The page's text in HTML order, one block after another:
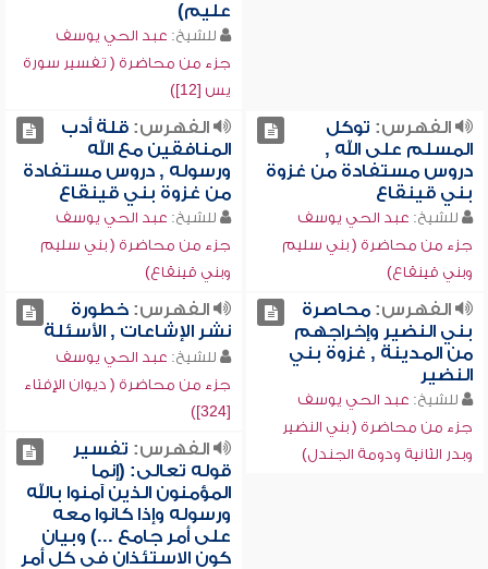
عليم)
للشيخ: عبد الحي يوسف
جزء من محاضرة ( تفسير سورة
يس [12])
الفهرس: توكل
المسلم على الله ,
دروس مستفادة من غزوة
بني قينقاع
للشيخ: عبد الحي يوسف
جزء من محاضرة ( بني سليم
وبني قينقاع)
الفهرس:قلة أدب
المنافقين مع الله
ورسوله , دروس مستفادة
من غزوة بني قينقاع
للشيخ: عبد الحي يوسف
جزء من محاضرة ( بني سليم
وبني قينقاع)
الفهرس:محاصرة
بني النضير وإخراجهم
من المدينة , غزوة بني
النضير
للشيخ: عبد الحي يوسف
جزء من محاضرة ( بني النضير
وبدر الثانية ودومة الجندل)
الفهرس:خطورة
نشر الإشاعات , الأسئلة
للشيخ: عبد الحي يوسف
جزء من محاضرة ( ديوان الإفتاء
[324])
الفهرس: تفسير
قوله تعالى: (إنما
المؤمنون الذين آمنوا بالله
ورسوله وإذا كانوا معه
على أمر جامع ...) وبيان
كون الاستئذان في كل أمر